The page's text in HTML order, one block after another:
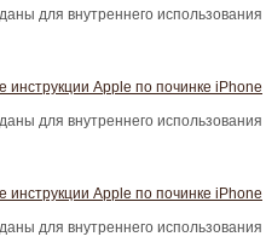
для внутреннего использования
инструкции Apple по починке iPhone
для внутреннего использования
инструкции Apple по починке iPhone
для внутреннего использования